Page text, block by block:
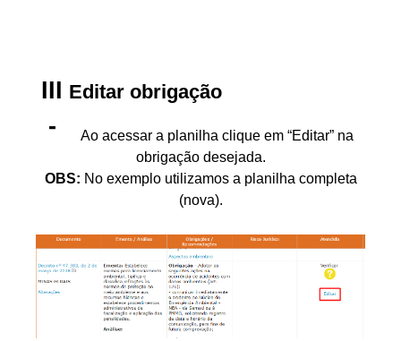
Editar obrigação
Ao acessar a planilha clique em “Editar” na
obrigação desejada.
OBS: No exemplo utilizamos a planilha completa
(nova).